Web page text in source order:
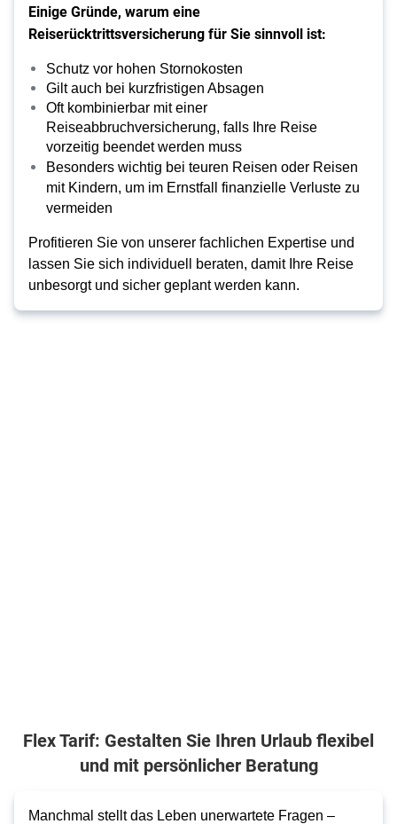
Einige Gründe, warum eine
Reiserücktrittsversicherung für Sie sinnvoll ist:
Schutz vor hohen Stornokosten
Gilt auch bei kurzfristigen Absagen
Oft kombinierbar mit einer
Reiseabbruchversicherung, falls Ihre Reise
vorzeitig beendet werden muss
Besonders wichtig bei teuren Reisen oder Reisen
mit Kindern, um im Ernstfall finanzielle Verluste zu
vermeiden
Profitieren Sie von unserer fachlichen Expertise und
lassen Sie sich individuell beraten, damit Ihre Reise
unbesorgt und sicher geplant werden kann.
Flex Tarif: Gestalten Sie Ihren Urlaub flexibel
und mit persönlicher Beratung
Manchmal stellt das Leben unerwartete Fragen –